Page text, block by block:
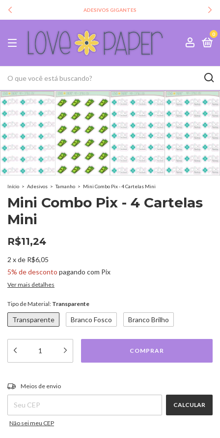
ADESIVOS GIGANTES
0
Início > Adesivos > Tamanho > Mini Combo Pix - 4 Cartelas Mini
Mini Combo Pix - 4 Cartelas
Mini
R$11,24
2 xde R$6,05
5% de desconto pagando com Pix
Ver mais detalhes
Tipo de Material: Transparente
Transparente Branco Fosco Branco Brilho
Entregas para o CEP:
Meios de envio
CALCULAR
Não sei meu CEP